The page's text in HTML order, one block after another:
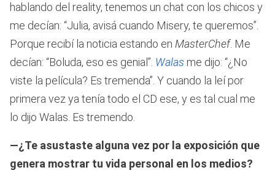
hablando del reality, tenemos un chat con los chicos y
me decían: “Julia, avisá cuando Misery, te queremos”.
Porque recibí la noticia estando en MasterChef. Me
decían: “Boluda, eso es genial”. Walas me dijo: “¿No
viste la película? Es tremenda”. Y cuando la leí por
primera vez ya tenía todo el CD ese, y es tal cual me
lo dijo Walas. Es tremendo.
—¿Te asustaste alguna vez por la exposición que
genera mostrar tu vida personal en los medios?